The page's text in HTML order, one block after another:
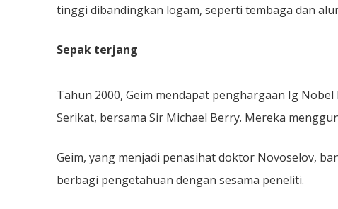
tinggi dibandingkan logam, seperti tembaga dan
Sepak terjang
Tahun 2000, Geim mendapat penghargaan Ig
Serikat, bersama Sir Michael Berry. Mereka
Geim, yang menjadi penasihat doktor Novoselov,
berbagi pengetahuan dengan sesama peneliti.